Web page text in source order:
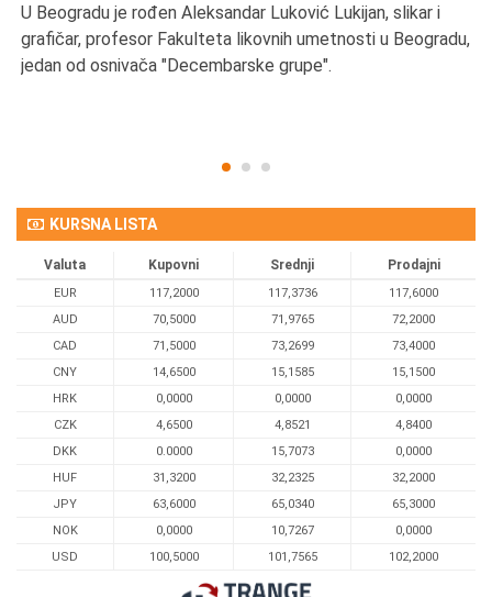
U Beogradu je rođen Aleksandar Luković Lukijan, slikar i
grafičar, profesor Fakulteta likovnih umetnosti u Beogradu,
jedan od osnivača "Decembarske grupe".
KURSNA LISTA
Valuta Kupovni Srednji Prodajni
EUR 117,2000 117,3736
117,6000
AUD
70,5000 71,9765
72,2000
CAD
71,5000 73,2699
73,4000
CNY
14,6500 15,1585
15,1500
HRK
0,0000 0,0000
0,0000
CZK
4,6500 4,8521
4,8400
DKK
0.0000 15,7073
0,0000
HUF
31,3200 32,2325
32,2000
JPY
63,6000 65,0340
65,3000
NOK
0,0000 10,7267
0,0000
USD
100,5000 101,7565 102,2000